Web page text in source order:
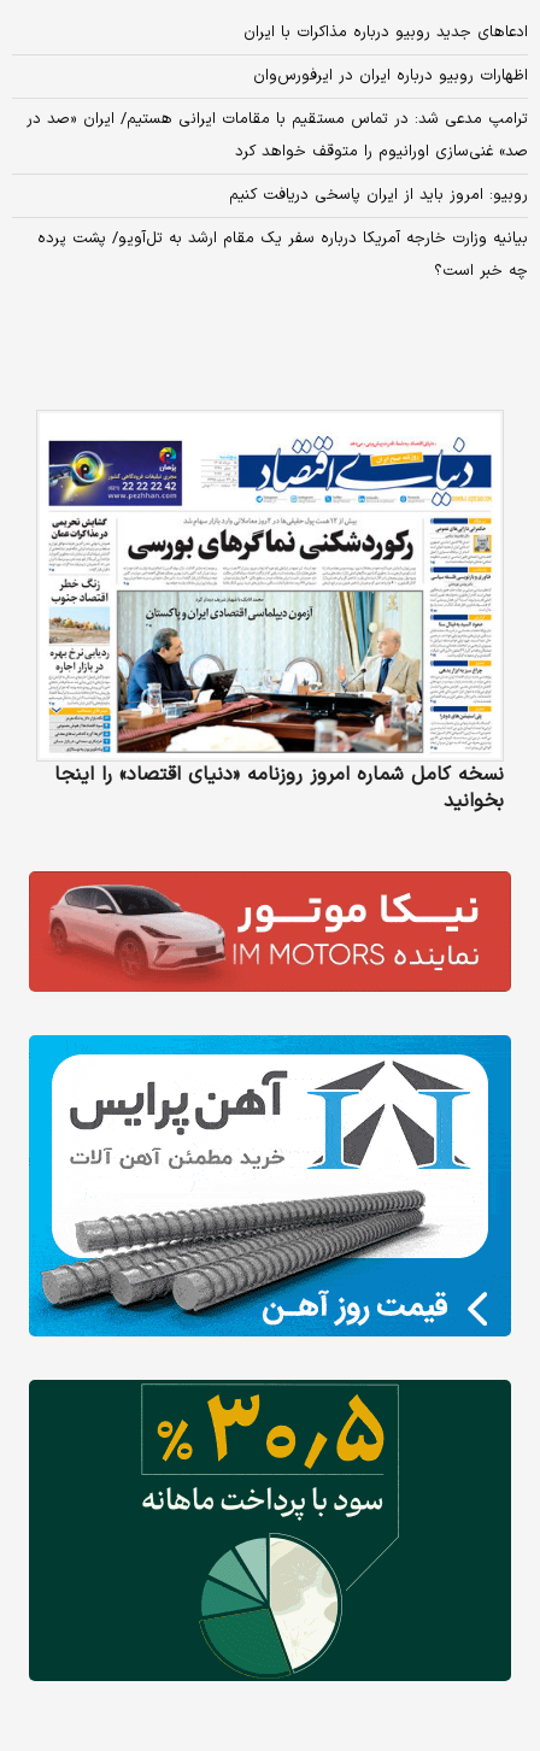
ادعاهای جدید روبیو درباره مذاکرات با ایران
اظهارات روبیو درباره ایران در ایرفورس‌وان
ترامپ مدعی شد: در تماس مستقیم با مقامات ایرانی هستیم/ ایران «صد در
صد» غنی‌سازی اورانیوم را متوقف خواهد کرد
روبیو: امروز باید از ایران پاسخی دریافت کنیم
بیانیه وزارت خارجه آمریکا درباره سفر یک مقام ارشد به تل‌آویو/ پشت پرده
چه خبر است؟
نسخه کامل شماره امروز روزنامه «دنیای‌ اقتصاد» را اینجا
بخوانید